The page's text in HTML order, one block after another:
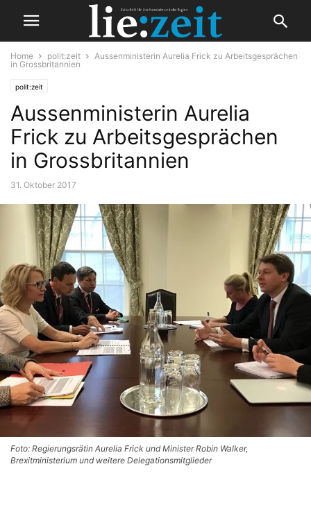
Home polit:zeit
Aussenministerin Aurelia Frick zu Arbeitsgesprächen
in Grossbritannien
polit:zeit
Aussenministerin Aurelia
Frick zu Arbeitsgesprächen
in Grossbritannien
31. Oktober 2017
Foto: Regierungsrätin Aurelia Frick und Minister Robin Walker,
Brexitministerium und weitere Delegationsmitglieder